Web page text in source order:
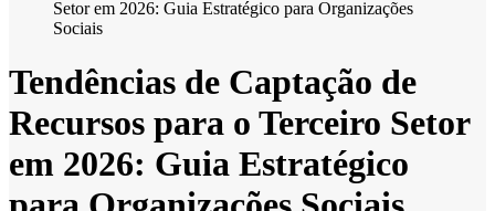
Tendências de Captação de
Recursos para o Terceiro Setor
em 2026: Guia Estratégico